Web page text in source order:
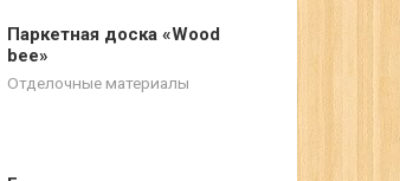
Паркетная доска «Wood
bee»
Отделочные материалы